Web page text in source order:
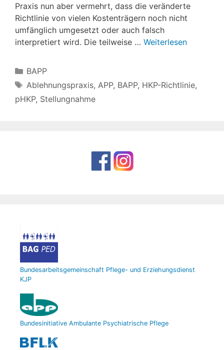
Praxis nun aber vermehrt, dass die veränderte
Richtlinie von vielen Kostenträgern noch nicht
umfänglich umgesetzt oder auch falsch
interpretiert wird. Die teilweise … Weiterlesen
Kategorien
BAPP
Schlagwörter
Ablehnungspraxis, APP, BAPP, HKP-Richtlinie,
pHKP, Stellungnahme
Bundesarbeitsgemeinschaft Pflege- und Erziehungsdienst
KJP
Bundesinitiative Ambulante Psychiatrische Pflege